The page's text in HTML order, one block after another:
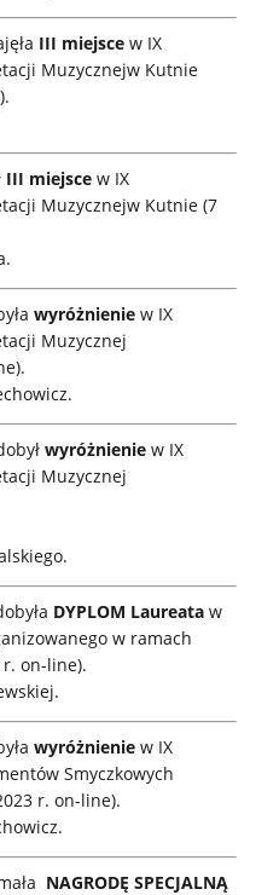
III miejsce w IX
Muzycznejw Kutnie
III miejsce w IX
Muzycznejw Kutnie (7
wyróżnienie w IX
Muzycznej
wyróżnienie w IX
Muzycznej
DYPLOM Laureata w
w ramach
r. on-line).
wyróżnienie w IX
Smyczkowych
r. on-line).
NAGRODĘ SPECJALNĄ